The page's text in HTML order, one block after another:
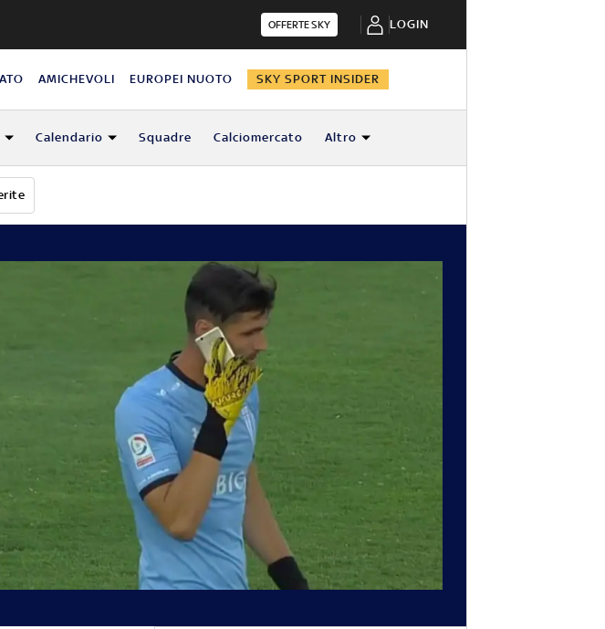
OFFERTE SKY LOGIN
AMICHEVOLI EUROPEI NUOTO SKY SPORT INSIDER
Calendario Squadre Calciomercato Altro